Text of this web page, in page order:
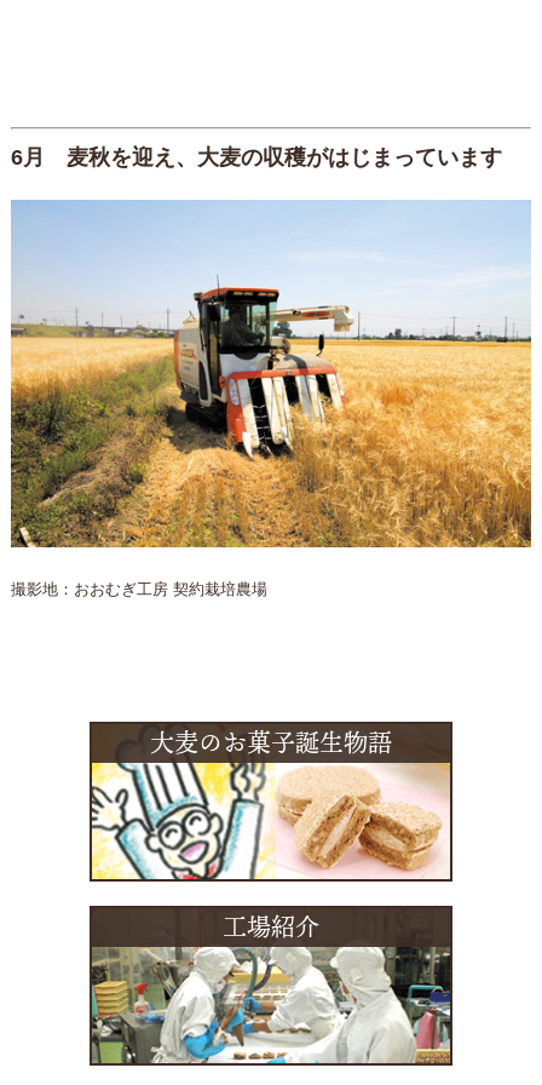
6月 麦秋を迎え、大麦の収穫がはじまっています
撮影地：おおむぎ工房 契約栽培農場
大麦のお菓子誕生物語
工場紹介